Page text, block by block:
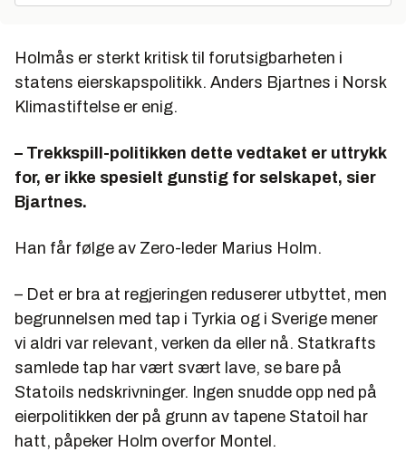
Holmås er sterkt kritisk til forutsigbarheten i
statens eierskapspolitikk. Anders Bjartnes i Norsk
Klimastiftelse er enig.
– Trekkspill-politikken dette vedtaket er uttrykk
for, er ikke spesielt gunstig for selskapet, sier
Bjartnes.
Han får følge av Zero-leder Marius Holm.
– Det er bra at regjeringen reduserer utbyttet, men
begrunnelsen med tap i Tyrkia og i Sverige mener
vi aldri var relevant, verken da eller nå. Statkrafts
samlede tap har vært svært lave, se bare på
Statoils nedskrivninger. Ingen snudde opp ned på
eierpolitikken der på grunn av tapene Statoil har
hatt, påpeker Holm overfor Montel.